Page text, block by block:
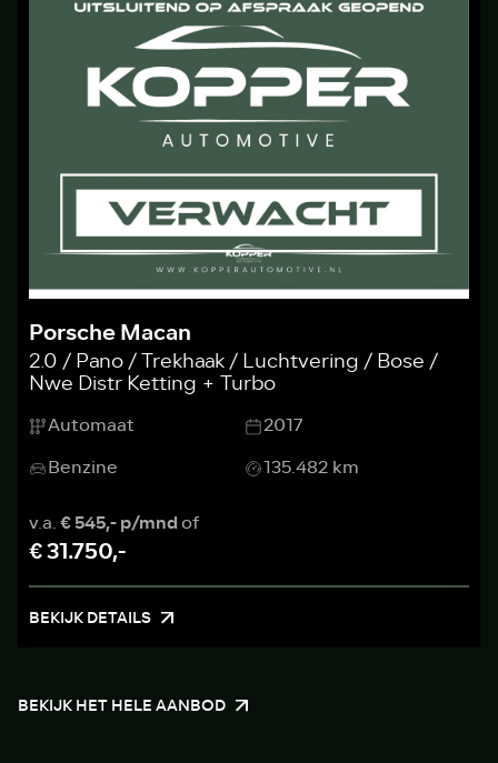
Porsche Macan
2.0 / Pano / Trekhaak / Luchtvering / Bose /
Nwe Distr Ketting + Turbo
Automaat
2017
Benzine
135.482 km
v.a.€ 545,- p/mndof
€ 31.750,-
BEKIJK DETAILS
BEKIJK HET HELE AANBOD